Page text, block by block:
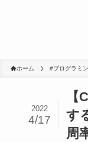
ホーム #プログラミ
す
周
2022
4/17